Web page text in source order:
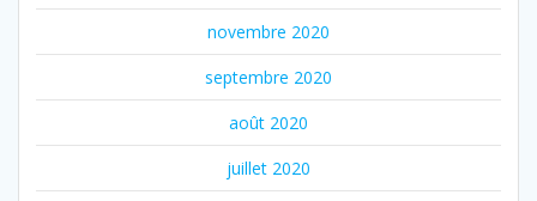
novembre 2020
septembre 2020
août 2020
juillet 2020